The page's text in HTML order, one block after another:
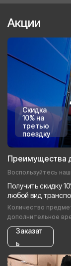
Акции
Скидка
10% на
третью
поездку
Преимущества
Воспользуйтесь
Получить скидку
любой вид
Количество
дополнительное
Заказат
ь